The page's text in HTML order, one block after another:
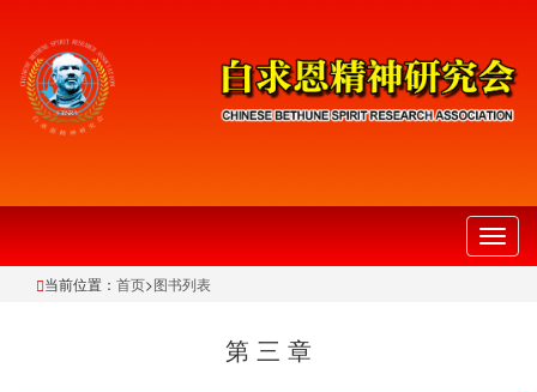
切
换
当前位置： 首页>图书列表
第 三 章